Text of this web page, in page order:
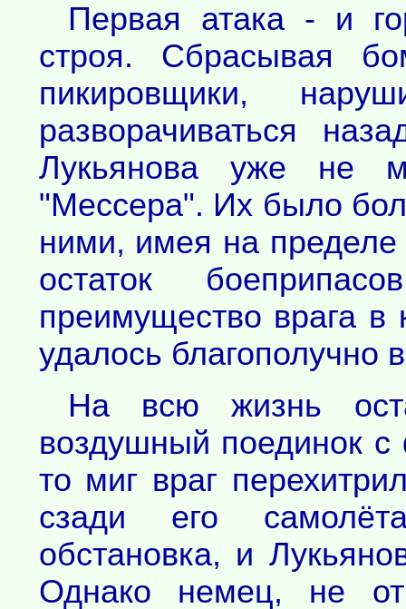
Первая атака - и
строя. Сбрасывая
пикировщики,
разворачиваться
Лукьянова уже не
"Мессера". Их было
ними, имея на пределе
остаток
преимущество врага в
удалось благополучно
На всю жизнь
воздушный поединок
то миг враг
сзади его
обстановка, и
Однако немец, не